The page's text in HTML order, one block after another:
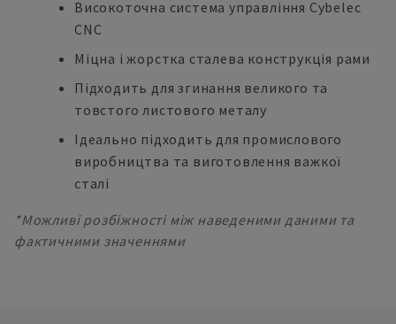
Високоточна система управління Cybelec
CNC
Міцна і жорстка сталева конструкція рами
Підходить для згинання великого та
товстого листового металу
Ідеально підходить для промислового
виробництва та виготовлення важкої
сталі
*Можливі розбіжності між наведеними даними та
фактичними значеннями